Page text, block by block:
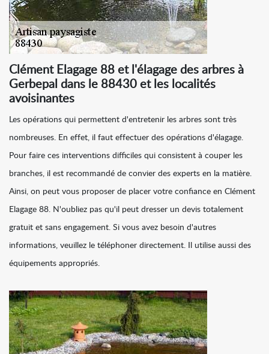
Clément Elagage 88 et l'élagage des arbres à
Gerbepal dans le 88430 et les localités
avoisinantes
Les opérations qui permettent d'entretenir les arbres sont très
nombreuses. En effet, il faut effectuer des opérations d'élagage.
Pour faire ces interventions difficiles qui consistent à couper les
branches, il est recommandé de convier des experts en la matière.
Ainsi, on peut vous proposer de placer votre confiance en Clément
Elagage 88. N'oubliez pas qu'il peut dresser un devis totalement
gratuit et sans engagement. Si vous avez besoin d'autres
informations, veuillez le téléphoner directement. Il utilise aussi des
équipements appropriés.